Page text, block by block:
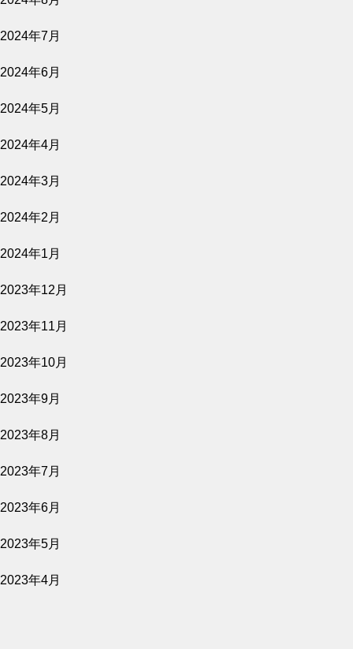
2026年8月7日～9月17日
愛し合ってるかい？ 忌野清志郎が教えてく
平行と垂直
2024年7月
2024年6月
2024年5月
2024年4月
2024年3月
2024年2月
2024年1月
2023年12月
2023年11月
2023年10月
2023年9月
2023年8月
2023年7月
2023年6月
2023年5月
2023年4月